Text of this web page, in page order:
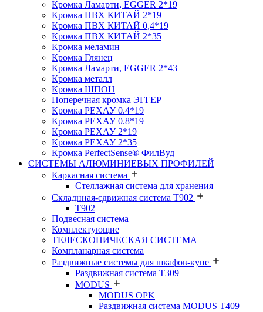
Кромка Ламарти, EGGER 2*19
Кромка ПВХ КИТАЙ 2*19
Кромка ПВХ КИТАЙ 0,4*19
Кромка ПВХ КИТАЙ 2*35
Кромка меламин
Кромка Глянец
Кромка Ламарти, EGGER 2*43
Кромка металл
Кромка ШПОН
Поперечная кромка ЭГГЕР
Кромка PЕХАУ 0.4*19
Кромка PЕХАУ 0.8*19
Кромка PЕХАУ 2*19
Кромка PЕХАУ 2*35
Кромка PerfectSense® ФилВуд
СИСТЕМЫ АЛЮМИНИЕВЫХ ПРОФИЛЕЙ
Каркасная система
Стеллажная система для хранения
Складнная-сдвижная система Т902
T902
Подвесная система
Комплектующие
ТЕЛЕСКОПИЧЕСКАЯ СИСТЕМА
Компланарная система
Раздвижные системы для шкафов-купе
Раздвижная система Т309
MODUS
MODUS OPK
Раздвижная система MODUS T409